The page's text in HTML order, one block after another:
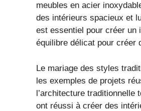
meubles en acier
des intérieurs spacieux et
est essentiel pour créer un
équilibre délicat pour créer
Le mariage des styles
les exemples de projets
l’architecture traditionnelle
ont réussi à créer des